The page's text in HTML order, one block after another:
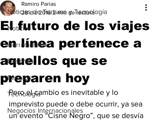
Noticias de Turismo y Tecnología
Noticias
Herramientas
Destinos
Eventos
Tecnología
Negocios Internacionales
El futuro de los viajes
en línea pertenece a
aquellos que se
preparen hoy
Ramiro Parias
28 dic 2016 2 min de lectura
Pero el cambio es inevitable y lo
imprevisto puede o debe ocurrir, ya sea
un evento “Cisne Negro”, que se desvía